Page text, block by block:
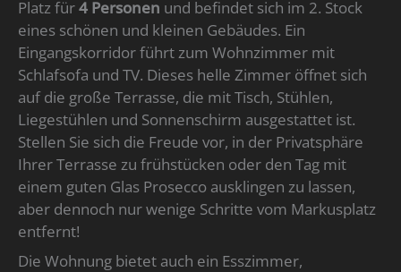
Platz für4 Personen und befindet sich im 2. Stock
eines schönen und kleinen Gebäudes. Ein
Eingangskorridor führt zum Wohnzimmer mit
Schlafsofa und TV. Dieses helle Zimmer öffnet sich
auf die große Terrasse, die mit Tisch, Stühlen,
Liegestühlen und Sonnenschirm ausgestattet ist.
Stellen Sie sich die Freude vor, in der Privatsphäre
Ihrer Terrasse zu frühstücken oder den Tag mit
einem guten Glas Prosecco ausklingen zu lassen,
aber dennoch nur wenige Schritte vom Markusplatz
entfernt!
Die Wohnung bietet auch ein Esszimmer,